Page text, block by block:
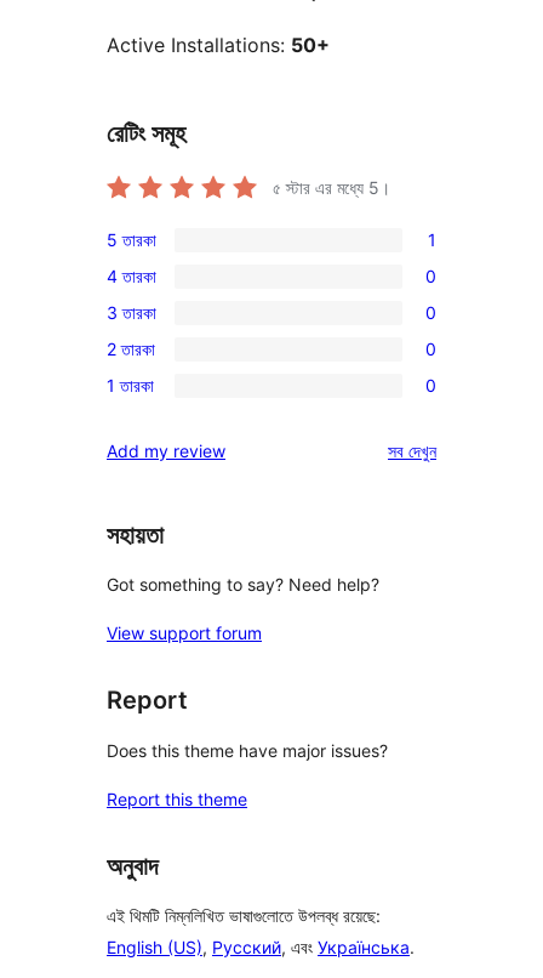
Active Installations: 50+
রেটিং সমূহ
৫ স্টার এর মধ্যে 5 ।
1টি
5-
স্টার
রিভিউ
5 তারকা 1
0টি
4-
স্টার
রিভিউ
4 তারকা 0
0টি
3-
স্টার
3 তারকা 0
0টি
2-
রিভিউ
2 তারকা 0
0টি
স্টার
1 তারকা 0
Add my review সবরিভিউ
দেখুন
সহায়তা
Got something to say? Need help?
View support forum
Report
Does this theme have major issues?
Report this theme
অনুবাদ
এই থিমটি নিম্নলিখিত ভাষাগুলোতে উপলব্ধ রয়েছে:
English (US), Русский, এবং Українська.